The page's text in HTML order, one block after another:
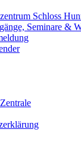
Schloss
Seminare &